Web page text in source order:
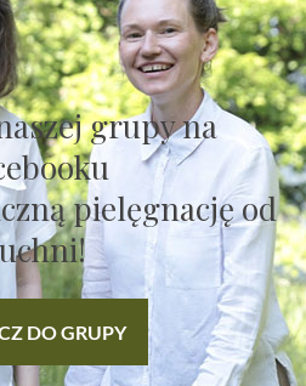
grupy na
pielęgnację od
DO GRUPY